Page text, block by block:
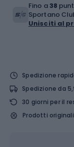
Fino a38
Sportano
Unisciti al
Spedizione
Spedizione da
30 giorni per il
Prodotti originali